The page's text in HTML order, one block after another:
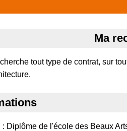
Ma
tout type de contrat, sur
: Diplôme de l'école des Beaux